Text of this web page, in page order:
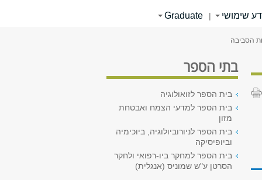
שימושי |
Graduate
הסביבה
בתי הספר
בית הספר לזואולוגיה
בית הספר למדעי הצמח ואבטחת
מזון
בית הספר לניורוביולוגיה, ביוכימיה
וביופיסיקה
בית הספר למחקר ביו-רפואי ולחקר
הסרטן ע"ש שמוניס (אנגלית)